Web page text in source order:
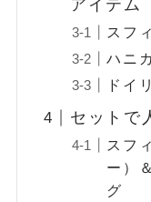
アイテム
スフ
ハニ
ドイ
セットで
スフ
ー）
グ